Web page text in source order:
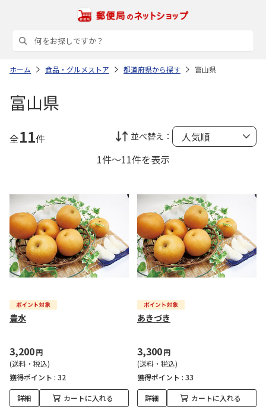
ホーム 食品・グルメストア 都道府県から探す 富山県
富山県
全11件 並べ替え：
1件～11件を表示
豊水
3,200円
(送料・税込)
獲得ポイント : 32
詳細 カートに入れる
あきづき
3,300円
(送料・税込)
獲得ポイント : 33
詳細 カートに入れる